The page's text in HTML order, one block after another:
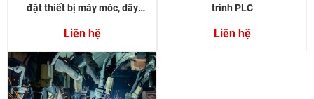
đặt thiết bị máy móc, dây
Liên hệ
trình PLC
Liên hệ